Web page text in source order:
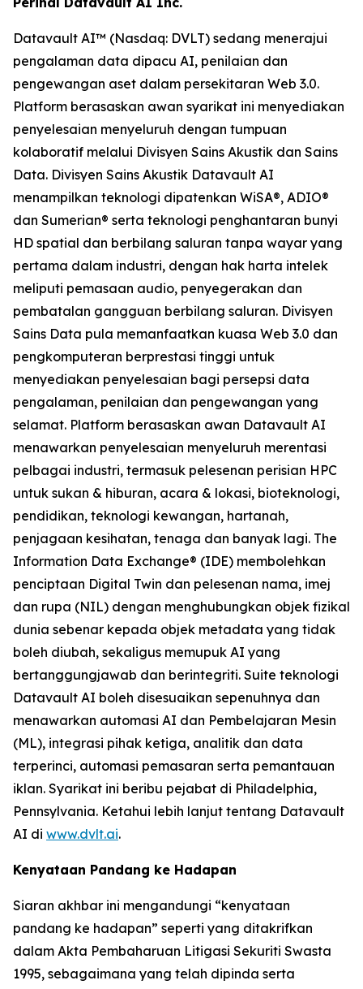
Datavault AI™ (Nasdaq: DVLT) sedang menerajui
pengalaman data dipacu AI, penilaian dan
pengewangan aset dalam persekitaran Web 3.0.
Platform berasaskan awan syarikat ini menyediakan
penyelesaian menyeluruh dengan tumpuan
kolaboratif melalui Divisyen Sains Akustik dan Sains
Data. Divisyen Sains Akustik Datavault AI
menampilkan teknologi dipatenkan WiSA®, ADIO®
dan Sumerian® serta teknologi penghantaran bunyi
HD spatial dan berbilang saluran tanpa wayar yang
pertama dalam industri, dengan hak harta intelek
meliputi pemasaan audio, penyegerakan dan
pembatalan gangguan berbilang saluran. Divisyen
Sains Data pula memanfaatkan kuasa Web 3.0 dan
pengkomputeran berprestasi tinggi untuk
menyediakan penyelesaian bagi persepsi data
pengalaman, penilaian dan pengewangan yang
selamat. Platform berasaskan awan Datavault AI
menawarkan penyelesaian menyeluruh merentasi
pelbagai industri, termasuk pelesenan perisian HPC
untuk sukan & hiburan, acara & lokasi, bioteknologi,
pendidikan, teknologi kewangan, hartanah,
penjagaan kesihatan, tenaga dan banyak lagi. The
Information Data Exchange® (IDE) membolehkan
penciptaan Digital Twin dan pelesenan nama, imej
dan rupa (NIL) dengan menghubungkan objek fizikal
dunia sebenar kepada objek metadata yang tidak
boleh diubah, sekaligus memupuk AI yang
bertanggungjawab dan berintegriti. Suite teknologi
Datavault AI boleh disesuaikan sepenuhnya dan
menawarkan automasi AI dan Pembelajaran Mesin
(ML), integrasi pihak ketiga, analitik dan data
terperinci, automasi pemasaran serta pemantauan
iklan. Syarikat ini beribu pejabat di Philadelphia,
Pennsylvania. Ketahui lebih lanjut tentang Datavault
AI di www.dvlt.ai.
Kenyataan Pandang ke Hadapan
Siaran akhbar ini mengandungi “kenyataan
pandang ke hadapan” seperti yang ditakrifkan
dalam Akta Pembaharuan Litigasi Sekuriti Swasta
1995, sebagaimana yang telah dipinda serta